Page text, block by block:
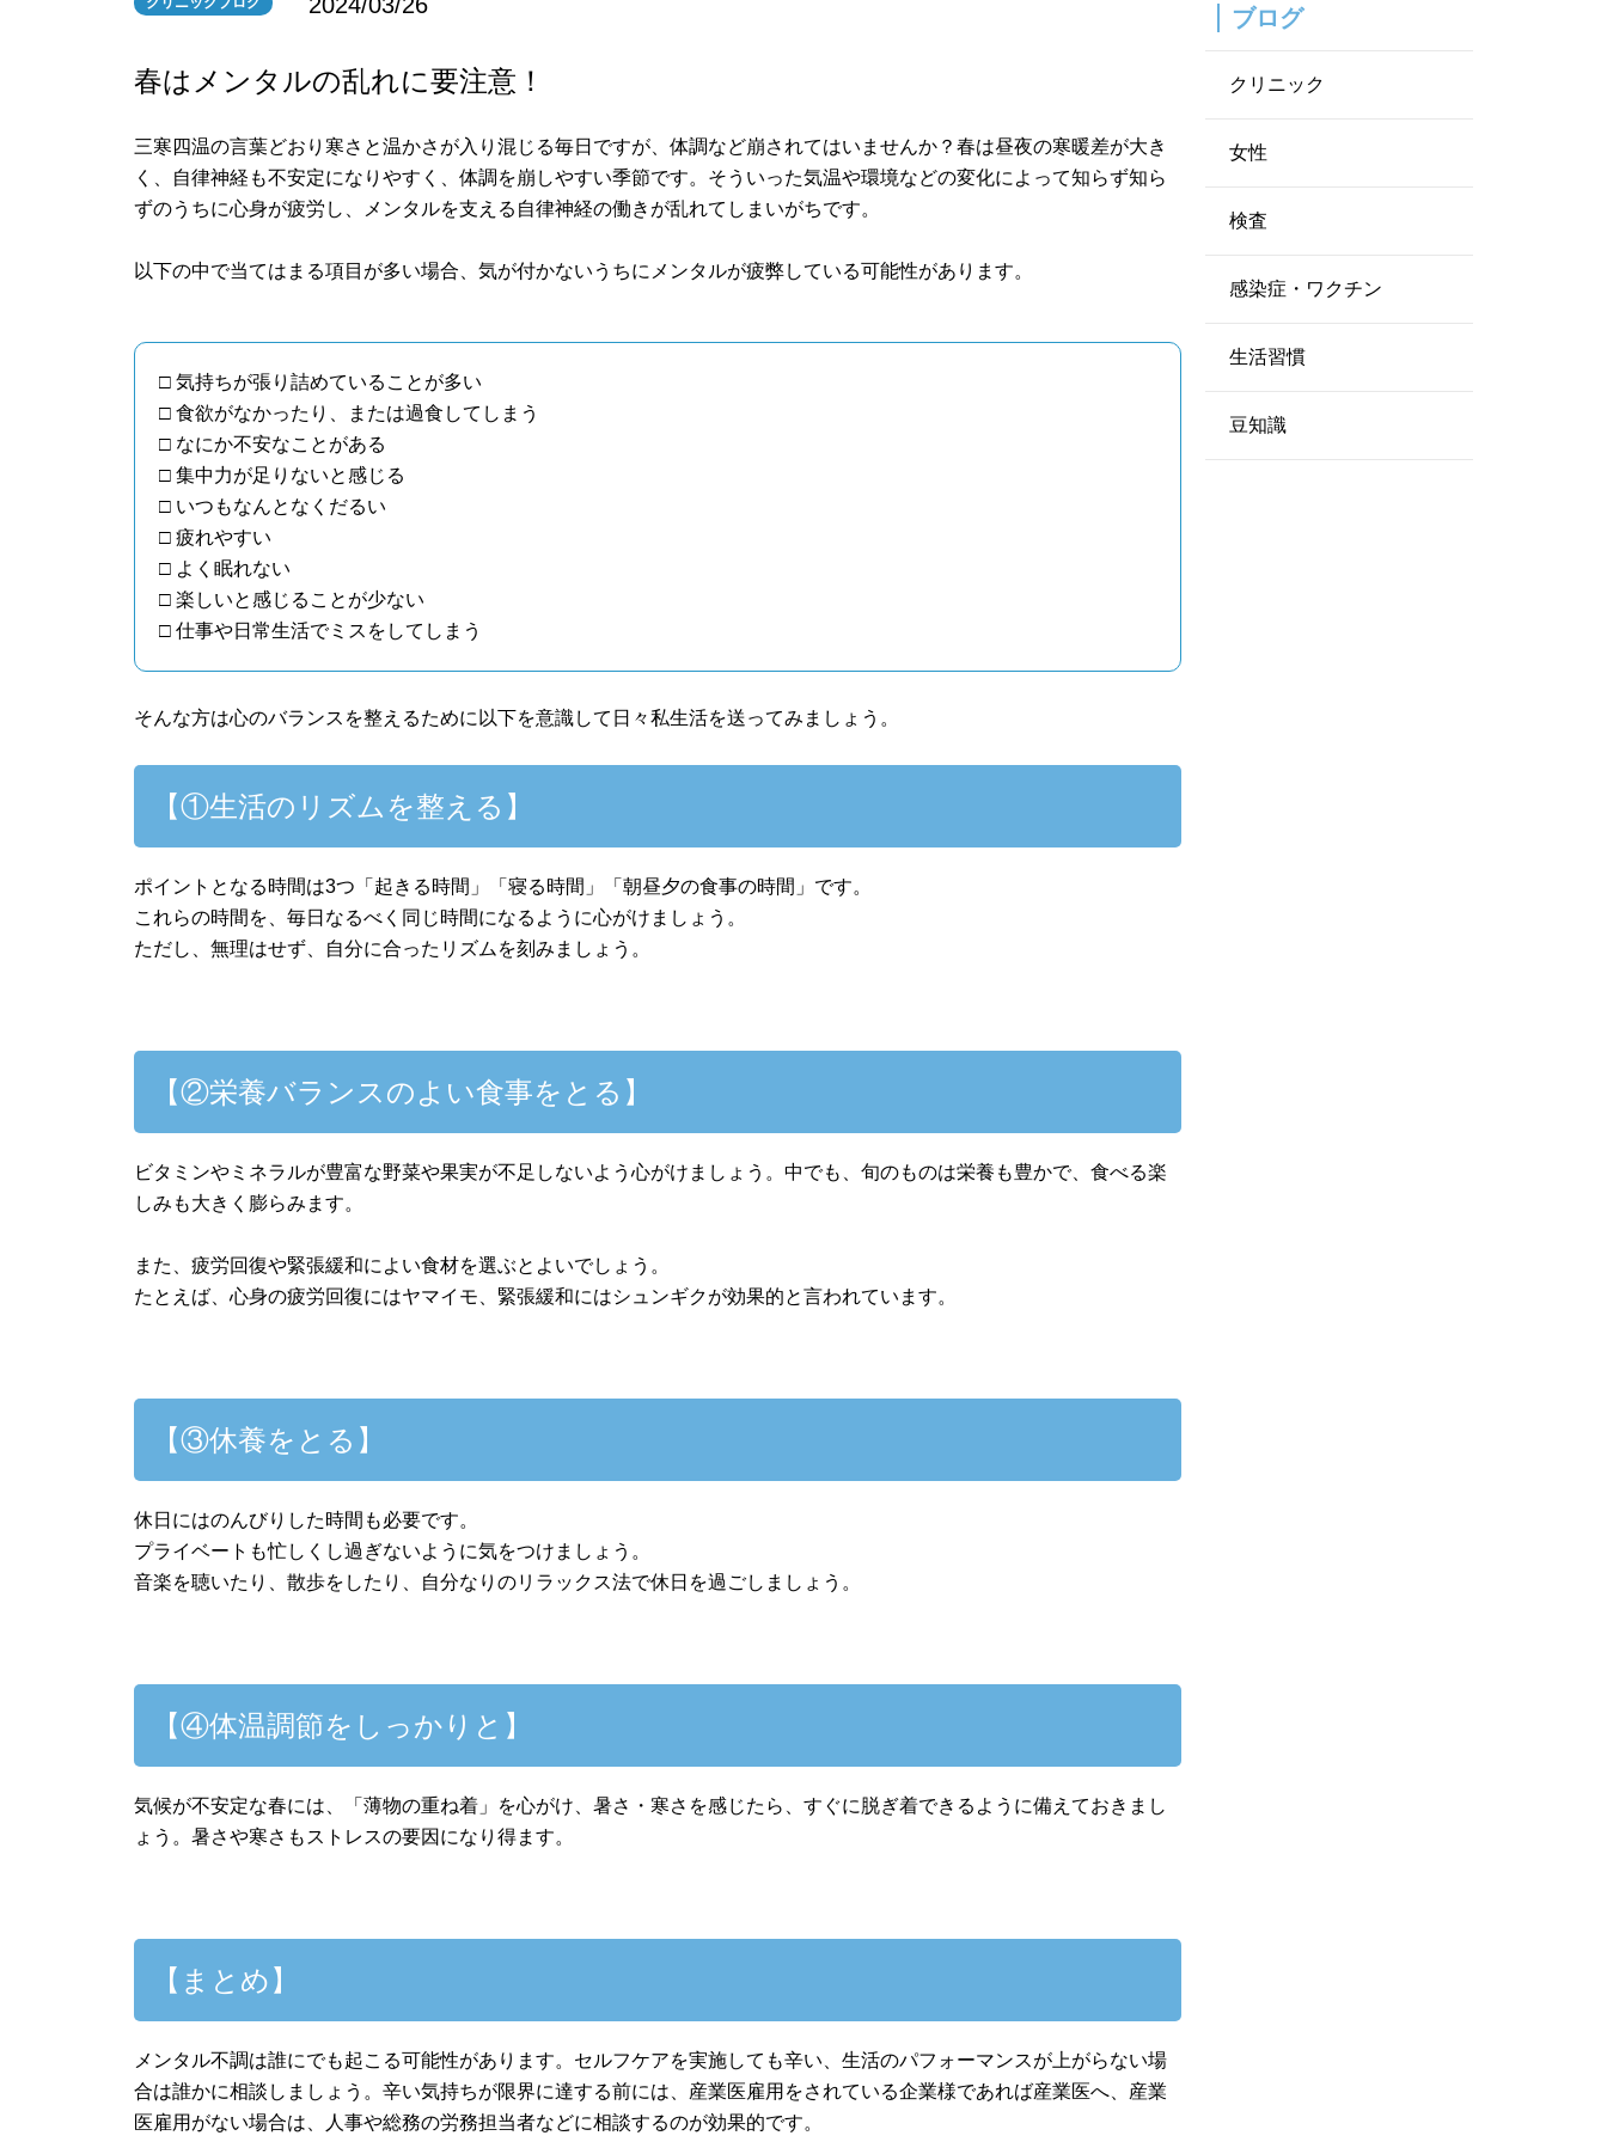
春はメンタルの乱れに要注意！
三寒四温の言葉どおり寒さと温かさが入り混じる毎日ですが、体調など崩されてはいませんか？春は昼夜の寒暖差が大き
く、自律神経も不安定になりやすく、体調を崩しやすい季節です。そういった気温や環境などの変化によって知らず知ら
ずのうちに心身が疲労し、メンタルを支える自律神経の働きが乱れてしまいがちです。
以下の中で当てはまる項目が多い場合、気が付かないうちにメンタルが疲弊している可能性があります。
□ 気持ちが張り詰めていることが多い
□ 食欲がなかったり、または過食してしまう
□ なにか不安なことがある
□ 集中力が足りないと感じる
□ いつもなんとなくだるい
□ 疲れやすい
□ よく眠れない
□ 楽しいと感じることが少ない
□ 仕事や日常生活でミスをしてしまう
そんな方は心のバランスを整えるために以下を意識して日々私生活を送ってみましょう。
【①生活のリズムを整える】
ポイントとなる時間は3つ「起きる時間」「寝る時間」「朝昼夕の食事の時間」です。
これらの時間を、毎日なるべく同じ時間になるように心がけましょう。
ただし、無理はせず、自分に合ったリズムを刻みましょう。
【②栄養バランスのよい食事をとる】
ビタミンやミネラルが豊富な野菜や果実が不足しないよう心がけましょう。中でも、旬のものは栄養も豊かで、食べる楽
しみも大きく膨らみます。
また、疲労回復や緊張緩和によい食材を選ぶとよいでしょう。
たとえば、心身の疲労回復にはヤマイモ、緊張緩和にはシュンギクが効果的と言われています。
【③休養をとる】
休日にはのんびりした時間も必要です。
プライベートも忙しくし過ぎないように気をつけましょう。
音楽を聴いたり、散歩をしたり、自分なりのリラックス法で休日を過ごしましょう。
【④体温調節をしっかりと】
気候が不安定な春には、「薄物の重ね着」を心がけ、暑さ・寒さを感じたら、すぐに脱ぎ着できるように備えておきまし
ょう。暑さや寒さもストレスの要因になり得ます。
【まとめ】
メンタル不調は誰にでも起こる可能性があります。セルフケアを実施しても辛い、生活のパフォーマンスが上がらない場
合は誰かに相談しましょう。辛い気持ちが限界に達する前には、産業医雇用をされている企業様であれば産業医へ、産業
医雇用がない場合は、人事や総務の労務担当者などに相談するのが効果的です。
ブログ
クリニック
女性
検査
感染症・ワクチン
生活習慣
豆知識